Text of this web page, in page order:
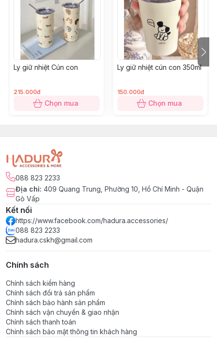
Ly giữ nhiệt Cún con
215.000đ
Chọn mua
Ly giữ nhiệt cún con 350ml
150.000đ
Chọn mua
088 823 2233
Địa chỉ: 409 Quang Trung, Phường 10, Hồ Chí Minh - Quận
Gò Vấp
Kết nối
https://www.facebook.com/hadura.accessories/
088 823 2233
hadura.cskh@gmail.com
Chính sách
Chính sách kiểm hàng
Chính sách đổi trả sản phẩm
Chính sách bảo hành sản phẩm
Chính sách vận chuyển & giao nhận
Chính sách thanh toán
Chính sách bảo mật thông tin khách hàng